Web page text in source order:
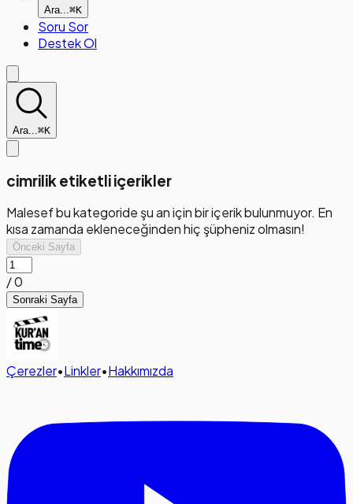
Ara...⌘K
Soru Sor
Destek Ol
Ara...⌘K
cimrilik etiketli içerikler
Malesef bu kategoride şu an için bir içerik bulunmuyor. En
kısa zamanda ekleneceğinden hiç şüpheniz olmasın!
Önceki Sayfa
/0
Sonraki Sayfa
Çerezler•Linkler•Hakkımızda